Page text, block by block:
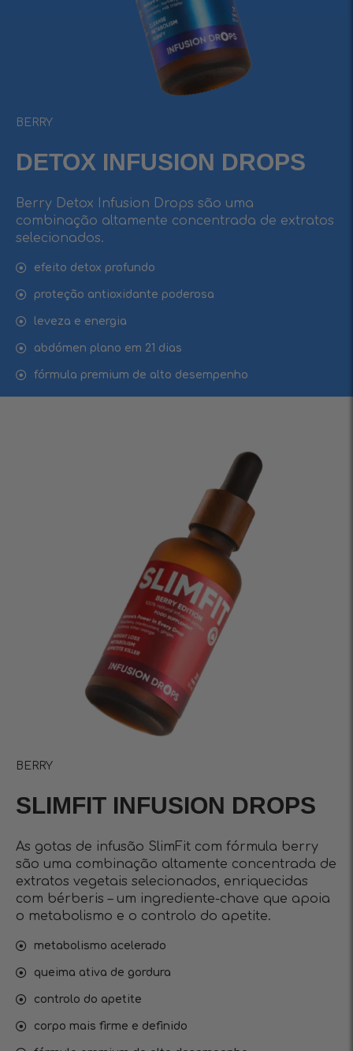
BERRY
DETOX INFUSIОN DROPS
Berry Detox Infusion Drops são uma
combinação altamente concentrada de extratos
selecionados.
efeito detox profundo
proteção antioxidante poderosa
leveza e energia
abdómen plano em 21 dias
fórmula premium de alto desempenho
BERRY
SLIMFIT INFUSIОN DROPS
As gotas de infusão SlimFit com fórmula berry
são uma combinação altamente concentrada de
extratos vegetais selecionados, enriquecidas
com bérberis – um ingrediente-chave que apoia
o metabolismo e o controlo do apetite.
metabolismo acelerado
queima ativa de gordura
controlo do apetite
corpo mais firme e definido